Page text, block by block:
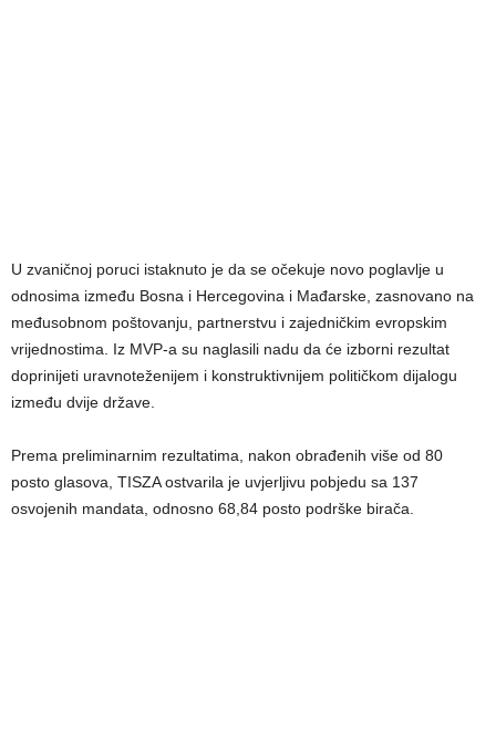
U zvaničnoj poruci istaknuto je da se očekuje novo poglavlje u
odnosima između Bosna i Hercegovina i Mađarske, zasnovano na
međusobnom poštovanju, partnerstvu i zajedničkim evropskim
vrijednostima. Iz MVP-a su naglasili nadu da će izborni rezultat
doprinijeti uravnoteženijem i konstruktivnijem političkom dijalogu
između dvije države.
Prema preliminarnim rezultatima, nakon obrađenih više od 80
posto glasova, TISZA ostvarila je uvjerljivu pobjedu sa 137
osvojenih mandata, odnosno 68,84 posto podrške birača.